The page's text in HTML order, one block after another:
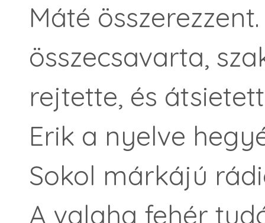
Máté
összecsavarta,
rejtette, és
Erik a nyelve
Sokol márkájú
A valaha fehér